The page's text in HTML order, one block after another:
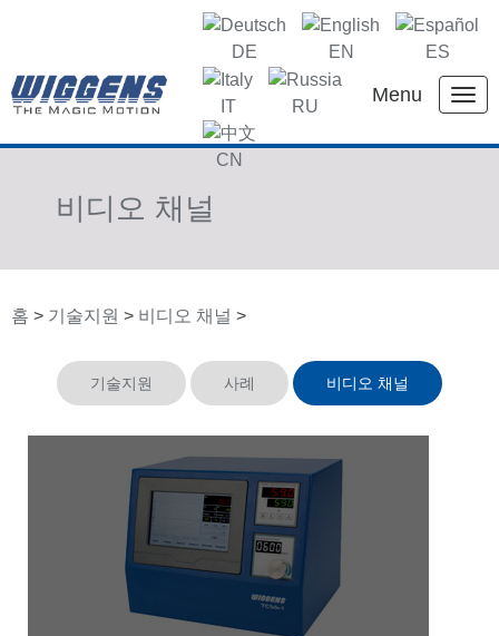
DE EN ES
IT RU KR
CN
Menu
비디오 채널
홈 > 기술지원 > 비디오 채널 >
기술지원 사례 비디오 채널